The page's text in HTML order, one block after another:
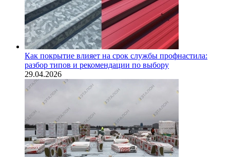
Как покрытие влияет на срок службы профнастила:
разбор типов и рекомендации по выбору
29.04.2026